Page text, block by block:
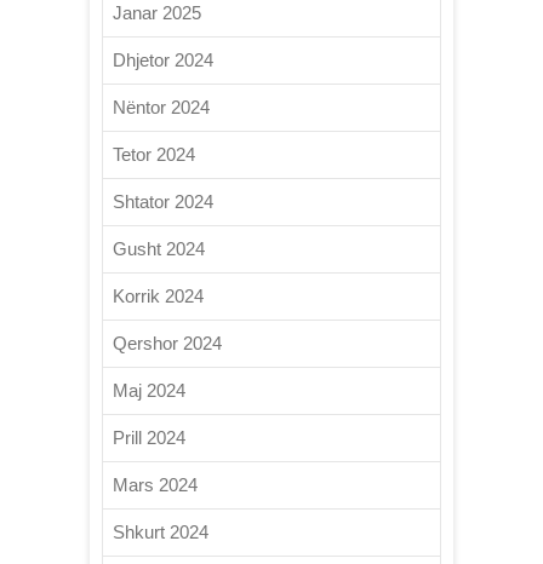
Janar 2025
Dhjetor 2024
Nëntor 2024
Tetor 2024
Shtator 2024
Gusht 2024
Korrik 2024
Qershor 2024
Maj 2024
Prill 2024
Mars 2024
Shkurt 2024